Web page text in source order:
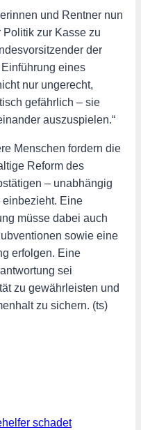
und Rentner nun
zur Kasse zu
der
eines
nur ungerecht,
gefährlich – sie
auszuspielen.“
Menschen fordern die
Reform des
– unabhängig
Eine
müsse dabei auch
sowie eine
erfolgen. Eine
sei
zu gewährleisten und
zu sichern. (ts)
schadet